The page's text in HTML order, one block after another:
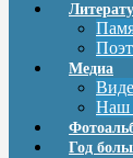
Медиа
Наш
Год